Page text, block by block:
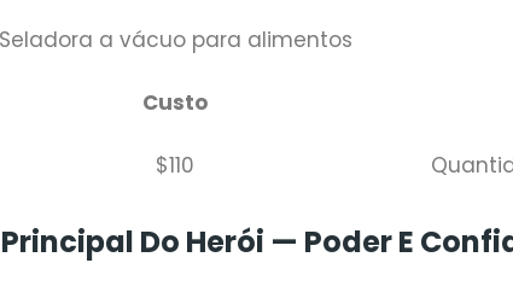
Seladora a vácuo para alimentos
Custo
$110
Do Herói — Poder E